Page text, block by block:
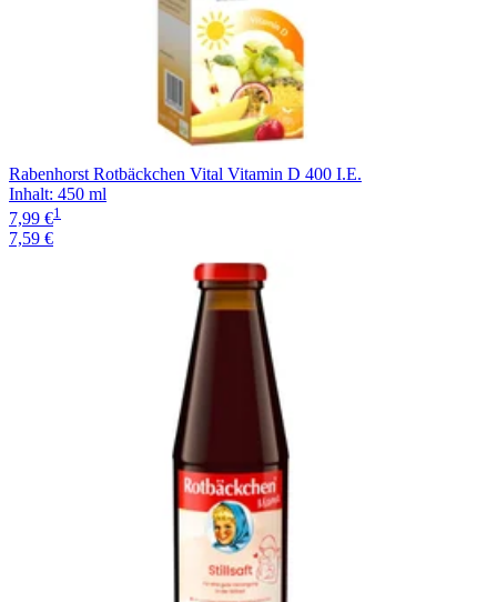
Rabenhorst Rotbäckchen Vital Vitamin D 400 I.E.
Inhalt: 450 ml
7,99 €1
7,59 €